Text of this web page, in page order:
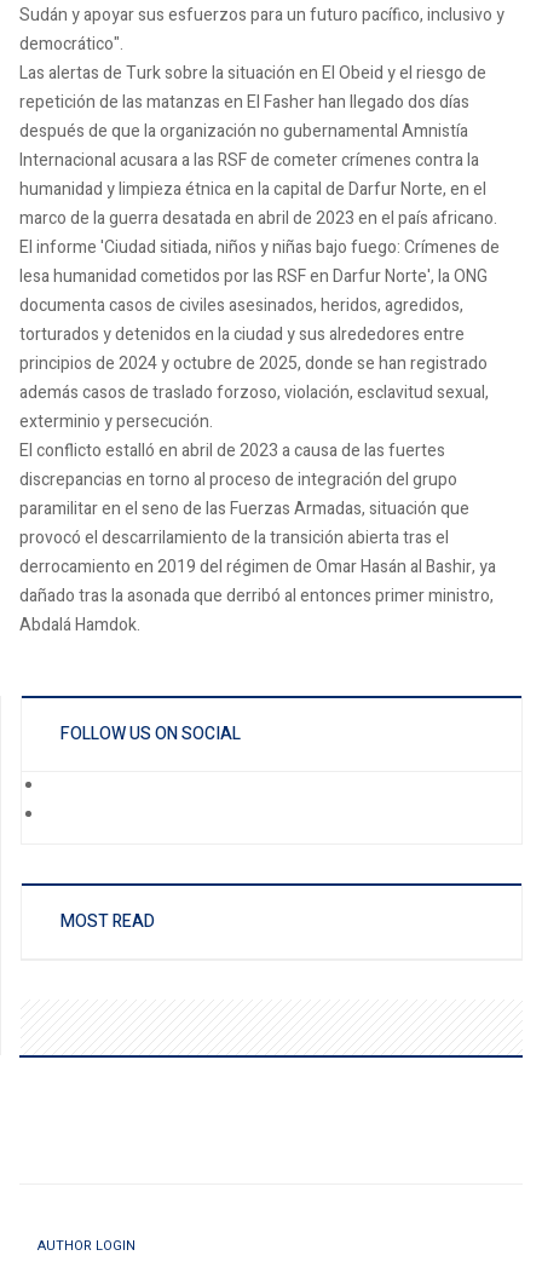
Sudán y apoyar sus esfuerzos para un futuro pacífico, inclusivo y
democrático".
Las alertas de Turk sobre la situación en El Obeid y el riesgo de
repetición de las matanzas en El Fasher han llegado dos días
después de que la organización no gubernamental Amnistía
Internacional acusara a las RSF de cometer crímenes contra la
humanidad y limpieza étnica en la capital de Darfur Norte, en el
marco de la guerra desatada en abril de 2023 en el país africano.
El informe 'Ciudad sitiada, niños y niñas bajo fuego: Crímenes de
lesa humanidad cometidos por las RSF en Darfur Norte', la ONG
documenta casos de civiles asesinados, heridos, agredidos,
torturados y detenidos en la ciudad y sus alrededores entre
principios de 2024 y octubre de 2025, donde se han registrado
además casos de traslado forzoso, violación, esclavitud sexual,
exterminio y persecución.
El conflicto estalló en abril de 2023 a causa de las fuertes
discrepancias en torno al proceso de integración del grupo
paramilitar en el seno de las Fuerzas Armadas, situación que
provocó el descarrilamiento de la transición abierta tras el
derrocamiento en 2019 del régimen de Omar Hasán al Bashir, ya
dañado tras la asonada que derribó al entonces primer ministro,
Abdalá Hamdok.
FOLLOW US ON SOCIAL
MOST READ
AUTHOR LOGIN